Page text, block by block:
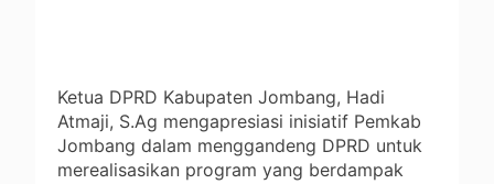
Ketua DPRD Kabupaten Jombang, Hadi
Atmaji, S.Ag mengapresiasi inisiatif Pemkab
Jombang dalam menggandeng DPRD untuk
merealisasikan program yang berdampak